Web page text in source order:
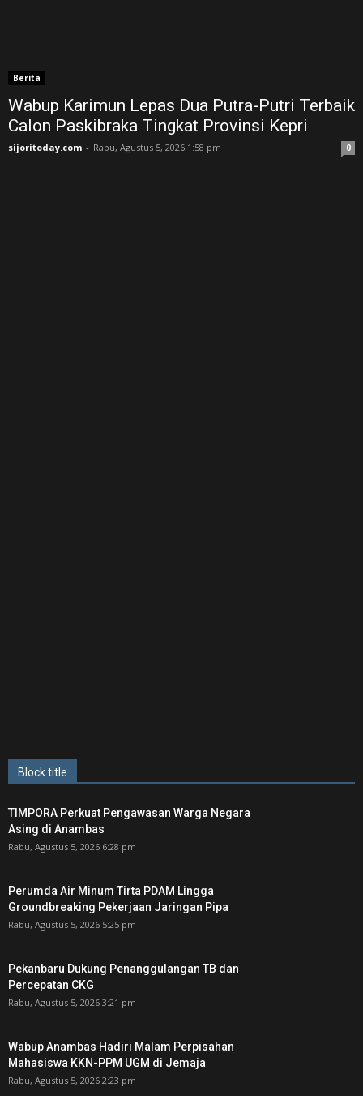
Berita
Wabup Karimun Lepas Dua Putra-Putri Terbaik
Calon Paskibraka Tingkat Provinsi Kepri
sijoritoday.com - Rabu, Agustus 5, 2026 1:58 pm 0
Block title
TIMPORA Perkuat Pengawasan Warga Negara
Asing di Anambas ‎
Rabu, Agustus 5, 2026 6:28 pm
Perumda Air Minum Tirta PDAM Lingga
Groundbreaking Pekerjaan Jaringan Pipa
Rabu, Agustus 5, 2026 5:25 pm
Pekanbaru Dukung Penanggulangan TB dan
Percepatan CKG
Rabu, Agustus 5, 2026 3:21 pm
Wabup Anambas Hadiri Malam Perpisahan
Mahasiswa KKN-PPM UGM di Jemaja ‎
Rabu, Agustus 5, 2026 2:23 pm